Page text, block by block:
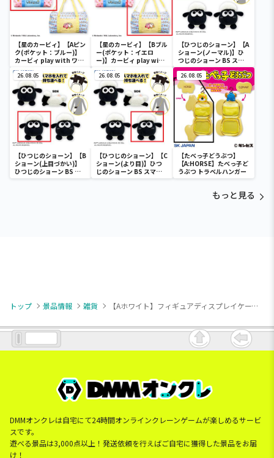
【星のカービィ】【Aピン
ク(ポケット：ブルー)】
カービィ play with ワド
ルディ ボストンバッグ
【星のカービィ】【Bブル
ー(ポケット：イエロ
ー)】カービィ play with
ワドルディ ボストンバッ
グ
【ひつじのショーン】【A
ショーン(ノーマル)】ひ
つじのショーン BS スマ
ホショーンルダー
26.08.05
【ひつじのショーン】【B
ショーン(上目づかい)】
ひつじのショーン BS ス
マホショーンルダー
26.08.05
【ひつじのショーン】【C
ショーン(より目)】ひつ
じのショーン BS スマホ
ショーンルダー
26.08.05
【たべっ子どうぶつ】
【A:HORSE】たべっ子ど
うぶつ トラベルハンガー
もっと見る
トップ 景品情報 雑貨 【Aホワイト】フィギュアディスプレイケース LEDライト付き 2
DMMオンクレは自宅にて24時間オンラインクレーンゲームが楽しめるサービ
スです。
遊べる景品は3,000点以上！発送依頼を行えばご自宅に獲得した景品をお届
け！